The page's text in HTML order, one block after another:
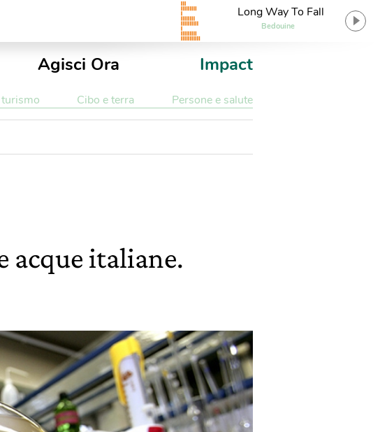
Long Way To Fall
Bedouine
Agisci Ora Impact
Cibo e terra Persone e salute
acque italiane.